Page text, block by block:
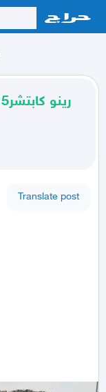
رينو كابتشر2015 قطع غيار السياره في البحرين
Translate post